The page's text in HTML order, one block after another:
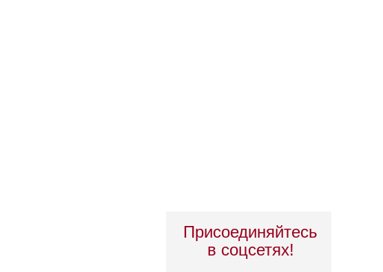
Присоединяйтесь
в соцсетях!